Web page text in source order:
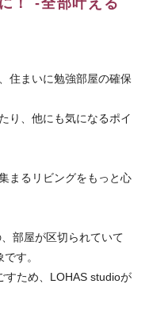
！ -全部叶える
住まいに勉強部屋の確保
り、他にも気になるポイ
まるリビングをもっと心
部屋が区切られていて
す。
すため、LOHAS studioが